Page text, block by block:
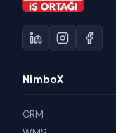
NimboX
CRM